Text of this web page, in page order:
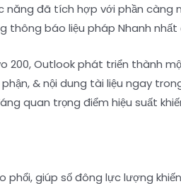
năng đã tích hợp với phần càng
thông báo liệu pháp Nhanh
Outlook phát triển thành
& nội dung tài liệu ngay
quan trọng điểm hiệu suất
giúp số đông lực lượng